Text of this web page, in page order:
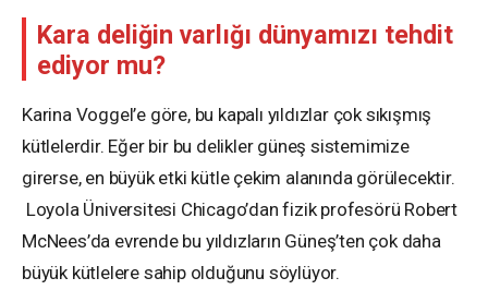
Kara deliğin varlığı dünyamızı tehdit
ediyor mu?
Karina Voggel’e göre, bu kapalı yıldızlar çok sıkışmış
kütlelerdir. Eğer bir bu delikler güneş sistemimize
girerse, en büyük etki kütle çekim alanında görülecektir.
Loyola Üniversitesi Chicago’dan fizik profesörü Robert
McNees’da evrende bu yıldızların Güneş’ten çok daha
büyük kütlelere sahip olduğunu söylüyor.